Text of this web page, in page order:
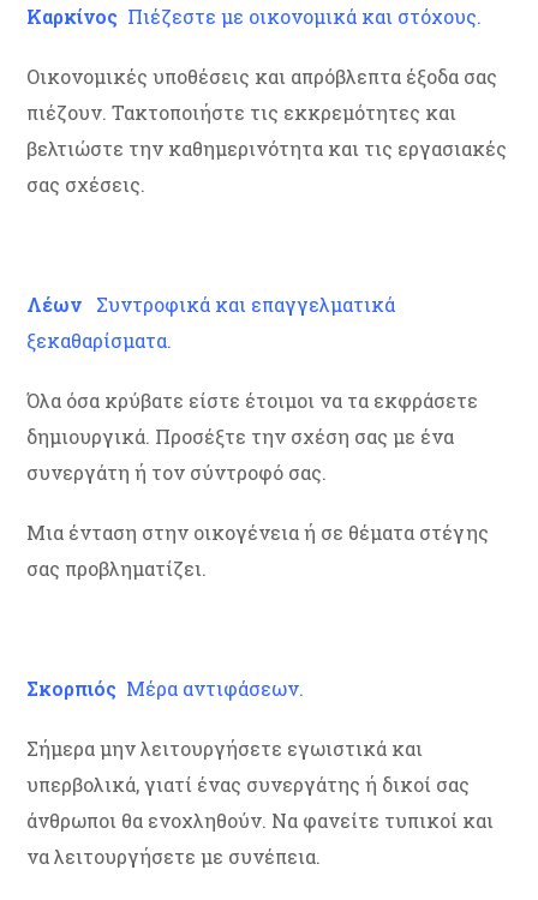
Καρκίνος Πιέζεστε με οικονομικά και στόχους.
Οικονομικές υποθέσεις και απρόβλεπτα έξοδα σας
πιέζουν. Τακτοποιήστε τις εκκρεμότητες και
βελτιώστε την καθημερινότητα και τις εργασιακές
σας σχέσεις.
Λέων Συντροφικά και επαγγελματικά
ξεκαθαρίσματα.
Όλα όσα κρύβατε είστε έτοιμοι να τα εκφράσετε
δημιουργικά. Προσέξτε την σχέση σας με ένα
συνεργάτη ή τον σύντροφό σας.
Μια ένταση στην οικογένεια ή σε θέματα στέγης
σας προβληματίζει.
Σκορπιός Μέρα αντιφάσεων.
Σήμερα μην λειτουργήσετε εγωιστικά και
υπερβολικά, γιατί ένας συνεργάτης ή δικοί σας
άνθρωποι θα ενοχληθούν. Να φανείτε τυπικοί και
να λειτουργήσετε με συνέπεια.